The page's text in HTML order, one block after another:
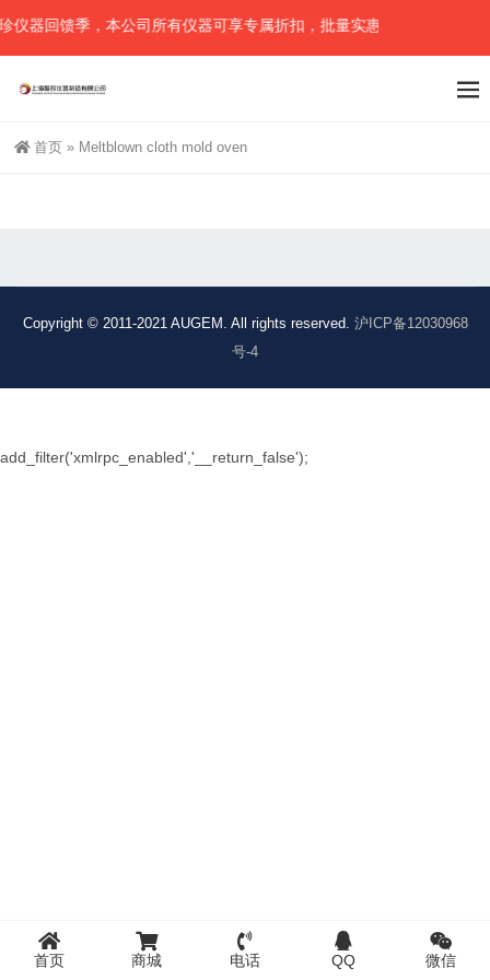
仪器回馈季，本公司所有仪器可享专属折扣，批量实惠（可任意组合
首页 » Meltblown cloth mold oven
Copyright © 2011-2021 AUGEM. All rights reserved. 沪ICP备12030968
号-4
首页 商城 电话 QQ 微信
add_filter('xmlrpc_enabled','__return_false');